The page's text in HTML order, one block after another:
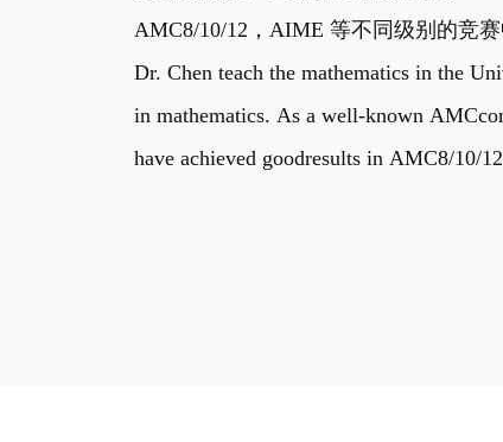
AMC8/10/12，AIME 等不同级别的竞赛
Dr. Chen teach the mathematics in the
in mathematics. As a well-known
have achieved goodresults in AMC8/10/